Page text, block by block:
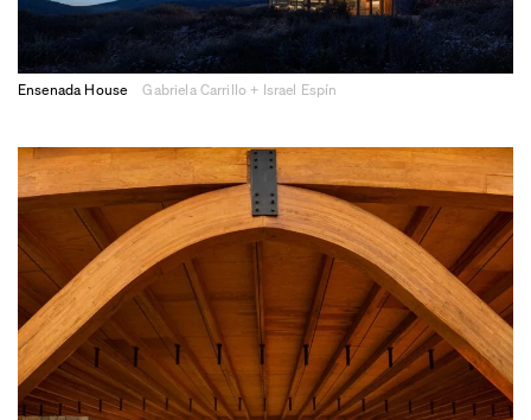
Ensenada House Gabriela Carrillo + Israel Espín